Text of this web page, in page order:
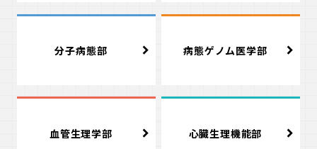
分子病態部 病態ゲノム医学部
血管生理学部 心臓生理機能部